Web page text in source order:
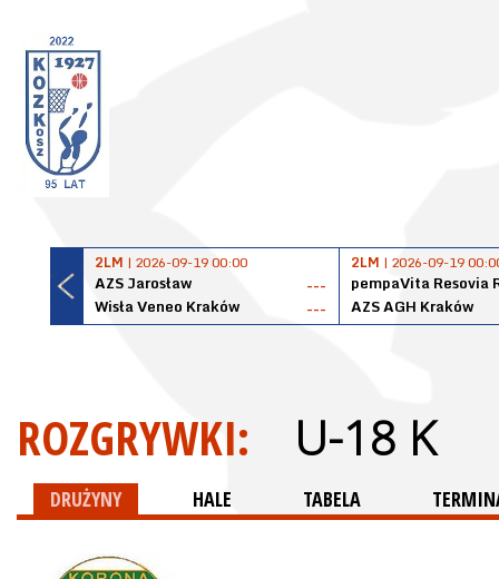
2LM | 2026-09-19 00:00
AZS Jarosław
---
Wisła Veneo Kraków
---
2LM | 2026-09-19
pempaVita Resovia
AZS AGH Kraków
ROZGRYWKI: U-18 K
DRUŻYNY HALE TABELA